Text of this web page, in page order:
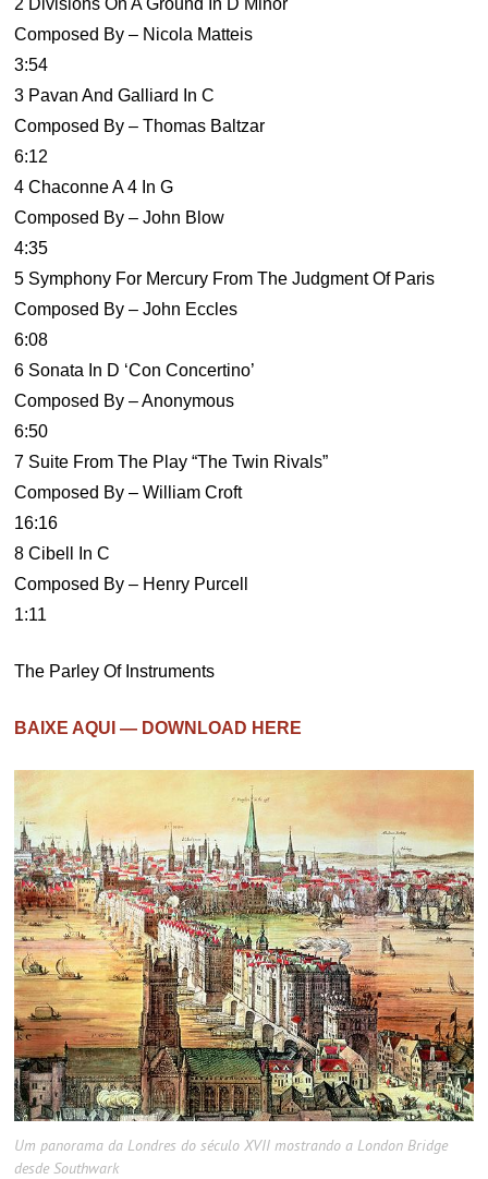
2 Divisions On A Ground In D Minor
Composed By – Nicola Matteis
3:54
3 Pavan And Galliard In C
Composed By – Thomas Baltzar
6:12
4 Chaconne A 4 In G
Composed By – John Blow
4:35
5 Symphony For Mercury From The Judgment Of Paris
Composed By – John Eccles
6:08
6 Sonata In D ‘Con Concertino’
Composed By – Anonymous
6:50
7 Suite From The Play “The Twin Rivals”
Composed By – William Croft
16:16
8 Cibell In C
Composed By – Henry Purcell
1:11
The Parley Of Instruments
BAIXE AQUI — DOWNLOAD HERE
Um panorama da Londres do século XVII mostrando a London Bridge
desde Southwark